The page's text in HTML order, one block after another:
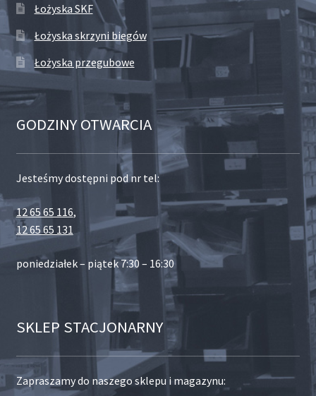
Łożyska SKF
Łożyska skrzyni biegów
Łożyska przegubowe
GODZINY OTWARCIA
Jesteśmy dostępni pod nr tel:
12 65 65 116,
12 65 65 131
poniedziałek – piątek 7:30 – 16:30
SKLEP STACJONARNY
Zapraszamy do naszego sklepu i magazynu: